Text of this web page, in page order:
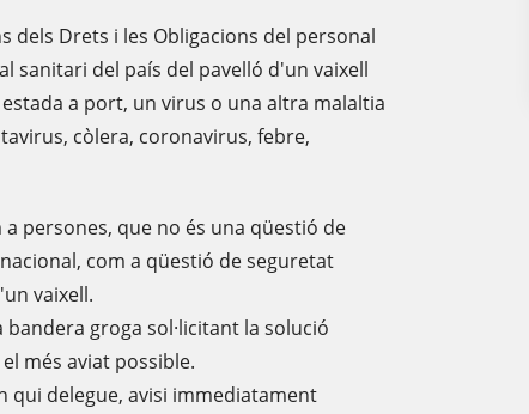
dels Drets i les Obligacions del personal
sanitari del país del pavelló d'un vaixell
a port, un virus o una altra malaltia
còlera, coronavirus, febre,
persones, que no és una qüestió de
com a qüestió de seguretat
vaixell.
bandera groga sol·licitant la solució
més aviat possible.
qui delegue, avisi immediatament